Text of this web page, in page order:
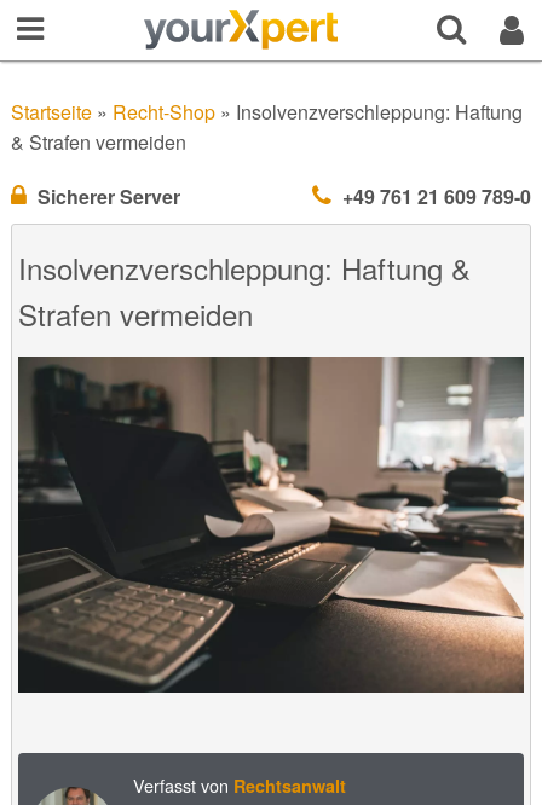
Startseite» Recht-Shop» Insolvenzverschleppung: Haftung
& Strafen vermeiden
Sicherer Server
+49 761 21 609 789-0
Insolvenzverschleppung: Haftung &
Strafen vermeiden
Verfasst von Rechtsanwalt